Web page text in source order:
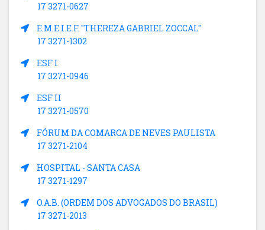
17 3271-0627
E.M.E.I.E.F. "THEREZA GABRIEL ZOCCAL"
17 3271-1302
ESF I
17 3271-0946
ESF II
17 3271-0570
FÓRUM DA COMARCA DE NEVES PAULISTA
17 3271-2104
HOSPITAL - SANTA CASA
17 3271-1297
O.A.B. (ORDEM DOS ADVOGADOS DO BRASIL)
17 3271-2013